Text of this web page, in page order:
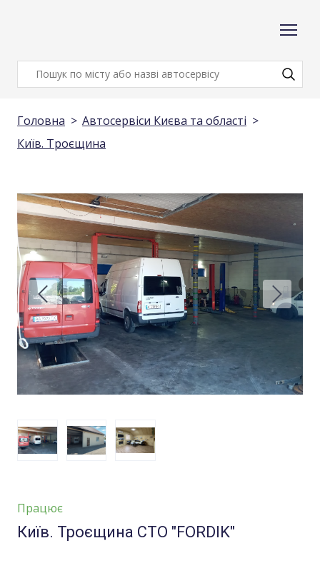
Головна
Автосервіси Києва та області
Київ. Троєщина
Працює
Київ. Троєщина СТО "FORDIK"